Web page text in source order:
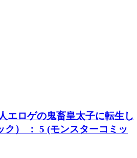
エロゲの鬼畜皇太子に転生し
ク） ： 5 (モンスターコミッ